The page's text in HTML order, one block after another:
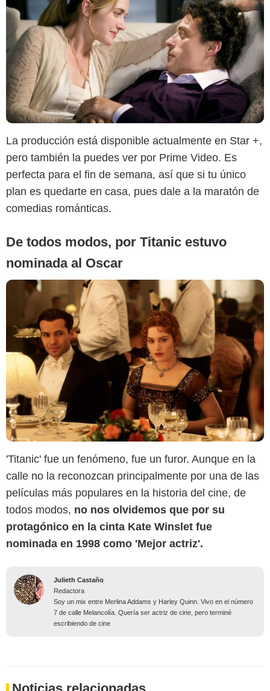
La producción está disponible actualmente en Star +,
pero también la puedes ver por Prime Video. Es
perfecta para el fin de semana, así que si tu único
plan es quedarte en casa, pues dale a la maratón de
comedias románticas.
De todos modos, por Titanic estuvo
nominada al Oscar
Twentieth Century Fox France
'Titanic' fue un fenómeno, fue un furor. Aunque en la
calle no la reconozcan principalmente por una de las
películas más populares en la historia del cine, de
todos modos, no nos olvidemos que por su
protagónico en la cinta Kate Winslet fue
nominada en 1998 como 'Mejor actriz'.
Julieth Castaño
Redactora
Soy un mix entre Merlina Addams y Harley Quinn. Vivo en el número
7 de calle Melancolía. Quería ser actriz de cine, pero terminé
escribiendo de cine